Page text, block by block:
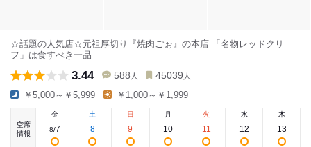
☆話題の人気店☆元祖厚切り『焼肉ごぉ』の本店 「名物レッドクリ
フ」は食すべき一品
3.44 588 人 45039 人
￥5,000～￥5,999 ￥1,000～￥1,999
空席
情報
金
8/7
土
8
日
9
月
10
火
11
水
12
木
13